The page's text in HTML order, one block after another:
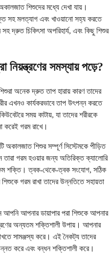
শিশুদের মধ্যে দেখা যায়।
​​সহ মলত্যাগ এবং খাওয়ানো সহ্য করতে
সহ দ্রুত চিকিৎসা অপরিহার্য, এবং কিছু শিশুর
নিয়ন্ত্রণের সমস্যায় পড়ে?
অনেক দ্রুত তাপ হারায় কারণ তাদের
এখনও কার্যকরভাবে তাপ উৎপন্ন করতে
সময় কাটায়, যা তাদের শরীরকে
করেই গরম রাখে।
অকালজাত শিশুর সম্পূর্ণ সিস্টেমকে পীড়িত
তারা গরম হওয়ার জন্য অতিরিক্ত ক্যালোরি
কম শক্তি। ত্বক-থেকে-ত্বক সংযোগ, সঠিক
গরম রাখা তাদের উন্নতিতে সহায়তা
আপনি আপনার ডায়াপার পরা শিশুকে আপনার
অন্যতম শক্তিশালী উপায়। আপনার
সামঞ্জস্য করে। এই নৈকট্য তাদের
করে এবং বন্ধন শক্তিশালী করে।